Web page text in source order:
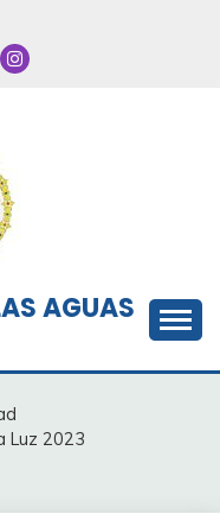
AGUAS
Luz 2023